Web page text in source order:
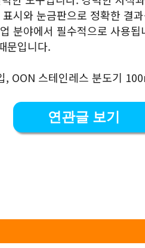
시와 눈금판으로 정확한 결
분야에서 필수적으로 사용
문입니다.
OON 스테인레스 분도기
연관글 보기